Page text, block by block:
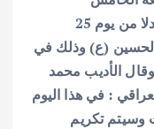
والعشرين من شهر ديسمبر المقبل بدلا من يوم 25
الحسين (ع) وذلك في
الأديب محمد
: في هذا اليوم
وسيتم تكريم